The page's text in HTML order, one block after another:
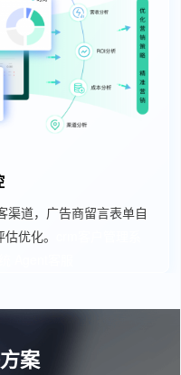
渠道，广告商留言表单自
优化。
案